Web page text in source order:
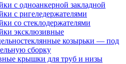
с одноанкерной закладной
с ригеледержателями
со стеклодержателями
эксклюзивные
козырьки — под
сборку
крышки для труб и низы